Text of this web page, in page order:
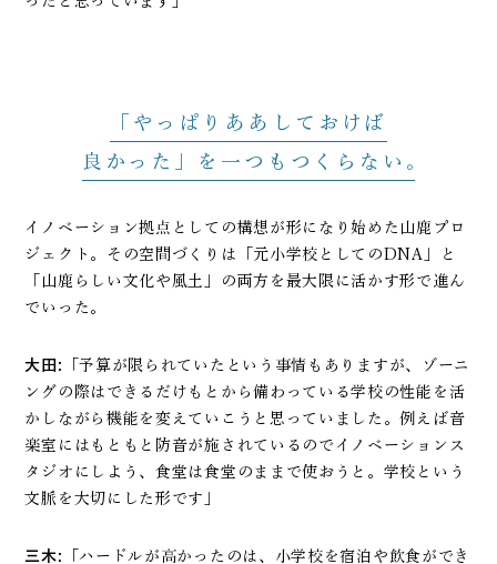
「やっぱりああしておけば
良かった」を 一つもつくらない
イノベーション拠点としての構想が形になり始めた山鹿プロ
ジェクト。その空間づくりは「元小学校としてのDNA」と
「山鹿らしい文化や風土」の両方を最大限に活かす形で進ん
でいった。
大田: 「予算が限られていたという事情もありますが、ゾーニ
ングの際はできるだけもとから備わっている学校の性能を活
かしながら機能を変えていこうと思っていました。例えば音
楽室にはもともと防音が施されているのでイノベーションス
タジオにしよう、食堂は食堂のままで使おうと。学校という
文脈を大切にした形です」
三木: 「ハードルが高かったのは、小学校を宿泊や飲食ができ